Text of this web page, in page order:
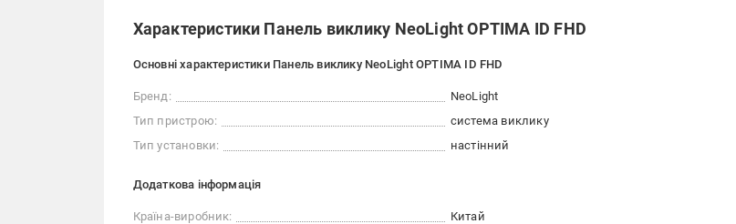
Характеристики Панель виклику NeoLight OPTIMA ID FHD
Основні характеристики Панель виклику NeoLight OPTIMA ID FHD
Бренд:
NeoLight
Тип пристрою:
система виклику
Тип установки:
настінний
Додаткова інформація
Країна-виробник: Китай